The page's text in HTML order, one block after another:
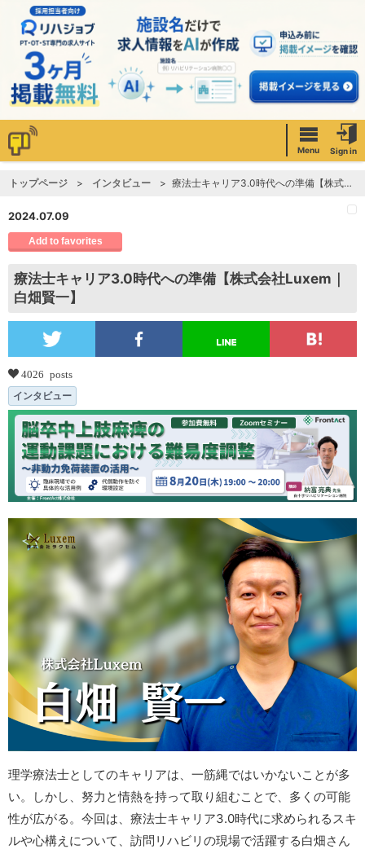
Menu Sign in
トップページ インタビュー 療法士キャリア3.0時代への準備【株式会社Luxem｜白畑賢一】
2024.07.09
Add to favorites
療法士キャリア3.0時代への準備【株式会社Luxem｜
白畑賢一】
4026 posts
インタビュー
理学療法士としてのキャリアは、一筋縄ではいかないことが多
い。しかし、努力と情熱を持って取り組むことで、多くの可能
性が広がる。今回は、療法士キャリア3.0時代に求められるスキ
ルや心構えについて、訪問リハビリの現場で活躍する白畑さん